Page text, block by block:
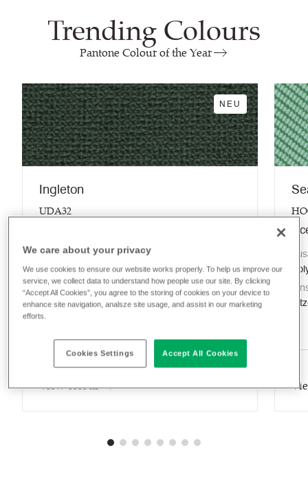
Trending Colours
Pantone Colour of the Year
NEU
Ingleton
UDA32
Zusammensetzung
Woole
Einsatzmöglichkeiten
Lounge Moebel / Büro+Objekt
Möbelfakta
View colour
We care about your privacy
We use cookies to ensure our website works properly. To help us improve our
service, we collect data to understand how people use our site. By clicking
“Accept All Cookies”, you agree to the storing of cookies on your device to
enhance site navigation, analsze site usage, and assist in our marketing
efforts.
Cookies Settings Accept All Cookies